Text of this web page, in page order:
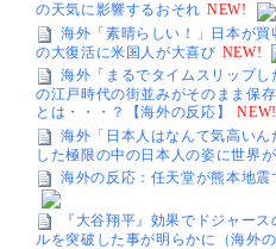
の天気に影響するおそれ NEW!
海外「素晴らしい！」日本が
の大復活に米国人が大喜び NEW!
海外「まるでタイムスリップ
の江戸時代の街並みがそのまま保
とは・・・？【海外の反応】
NEW!
海外「日本人はなんて気高い
した極限の中の日本人の姿に世界
海外の反応：任天堂が熊本地震
『大谷翔平』効果でドジャー
ルを突破した事が明らかに（海外の